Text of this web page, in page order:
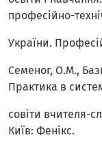
професійно-
України.
Семеног, О.М.,
Практика в
совіти вчителя-
Київ: Фенікс.